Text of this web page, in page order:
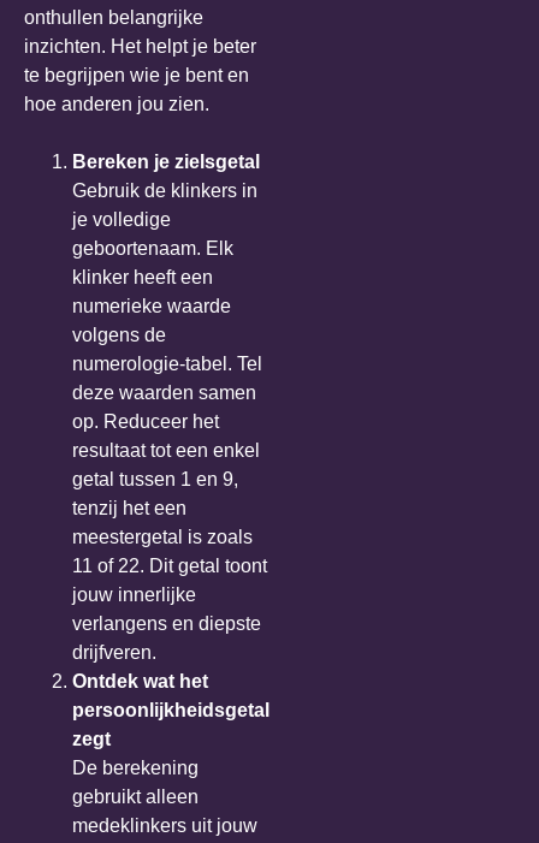
onthullen belangrijke
inzichten. Het helpt je beter
te begrijpen wie je bent en
hoe anderen jou zien.
Bereken je zielsgetal
Gebruik de klinkers in
je volledige
geboortenaam. Elk
klinker heeft een
numerieke waarde
volgens de
numerologie-tabel. Tel
deze waarden samen
op. Reduceer het
resultaat tot een enkel
getal tussen 1 en 9,
tenzij het een
meestergetal is zoals
11 of 22. Dit getal toont
jouw innerlijke
verlangens en diepste
drijfveren.
Ontdek wat het
persoonlijkheidsgetal
zegt
De berekening
gebruikt alleen
medeklinkers uit jouw